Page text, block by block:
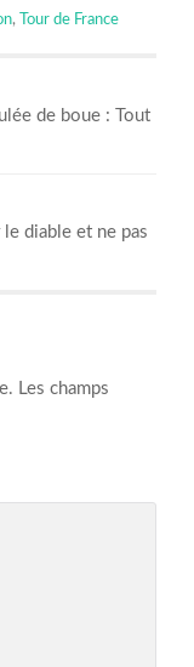
, Tour de France
de boue : Tout
diable et ne pas
Les champs